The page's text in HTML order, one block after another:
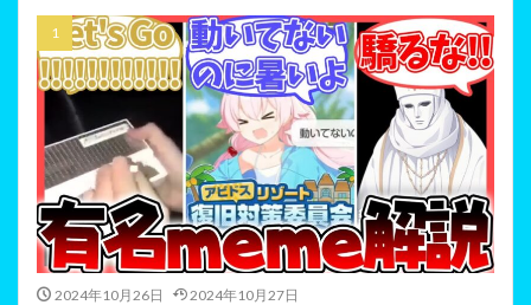
2024年10月26日 2024年10月27日